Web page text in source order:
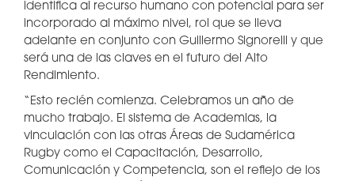
identifica al recurso humano con potencial para ser
incorporado al máximo nivel, rol que se lleva
adelante en conjunto con Guillermo Signorelli y que
será una de las claves en el futuro del Alto
Rendimiento.
“Esto recién comienza. Celebramos un año de
mucho trabajo. El sistema de Academias, la
vinculación con las otras Áreas de Sudamérica
Rugby como el Capacitación, Desarrollo,
Comunicación y Competencia, son el reflejo de los